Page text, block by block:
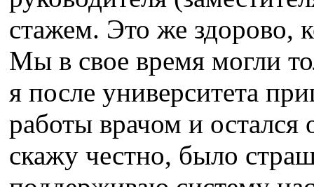
стажем. Это же здорово,
Мы в свое время могли
я после университета
работы врачом и
скажу честно, было